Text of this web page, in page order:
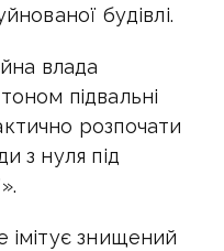
будівлі.
влада
підвальні
розпочати
з нуля під
імітує знищений